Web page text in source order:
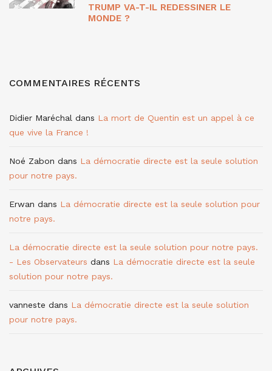
TRUMP VA-T-IL REDESSINER LE
MONDE ?
COMMENTAIRES RÉCENTS
Didier Maréchal dans La mort de Quentin est un appel à ce
que vive la France !
Noé Zabon dans La démocratie directe est la seule solution
pour notre pays.
Erwan dans La démocratie directe est la seule solution pour
notre pays.
La démocratie directe est la seule solution pour notre pays.
- Les Observateurs dans La démocratie directe est la seule
solution pour notre pays.
vanneste dans La démocratie directe est la seule solution
pour notre pays.